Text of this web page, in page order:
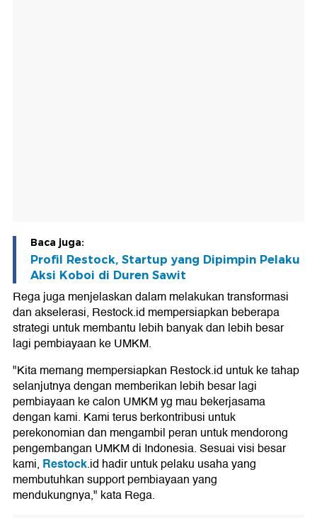
Baca juga:
Profil Restock, Startup yang Dipimpin Pelaku
Aksi Koboi di Duren Sawit
Rega juga menjelaskan dalam melakukan transformasi
dan akselerasi, Restock.id mempersiapkan beberapa
strategi untuk membantu lebih banyak dan lebih besar
lagi pembiayaan ke UMKM.
"Kita memang mempersiapkan Restock.id untuk ke tahap
selanjutnya dengan memberikan lebih besar lagi
pembiayaan ke calon UMKM yg mau bekerjasama
dengan kami. Kami terus berkontribusi untuk
perekonomian dan mengambil peran untuk mendorong
pengembangan UMKM di Indonesia. Sesuai visi besar
kami, Restock.id hadir untuk pelaku usaha yang
membutuhkan support pembiayaan yang
mendukungnya," kata Rega.